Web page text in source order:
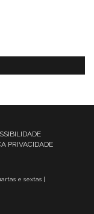
PRIVACIDADE
e sextas |